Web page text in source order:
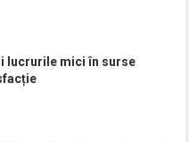
lucrurile mici în surse